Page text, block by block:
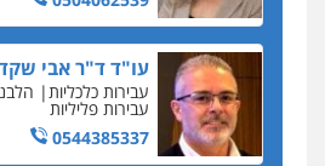
עו"ד ד"ר אבי
עבירות כלכליות
עבירות פליליות
0544385337
יחסי עו"ד לקוח
עורכת דין נעצרה בחשד
השרון
דבר למיקרופון